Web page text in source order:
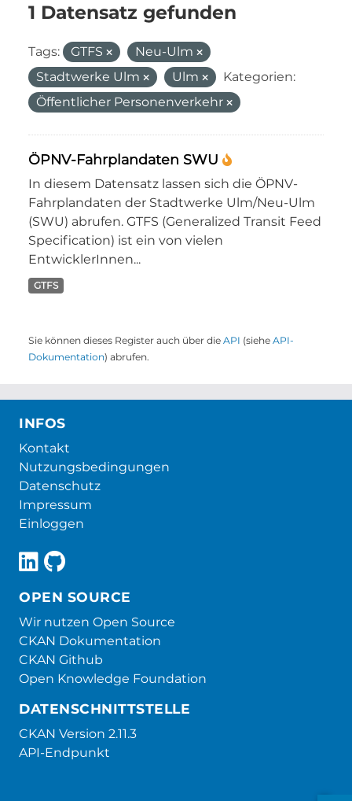
1 Datensatz gefunden
Tags: GTFS
Neu-Ulm
Stadtwerke Ulm
Ulm
Kategorien:
Öffentlicher Personenverkehr
ÖPNV-Fahrplandaten SWU
In diesem Datensatz lassen sich die ÖPNV-
Fahrplandaten der Stadtwerke Ulm/Neu-Ulm
(SWU) abrufen. GTFS (Generalized Transit Feed
Specification) ist ein von vielen
EntwicklerInnen...
GTFS
Sie können dieses Register auch über die API (siehe API-
Dokumentation) abrufen.
INFOS
Kontakt
Nutzungsbedingungen
Datenschutz
Impressum
Einloggen
OPEN SOURCE
Wir nutzen Open Source
CKAN Dokumentation
CKAN Github
Open Knowledge Foundation
DATENSCHNITTSTELLE
CKAN Version 2.11.3
API-Endpunkt